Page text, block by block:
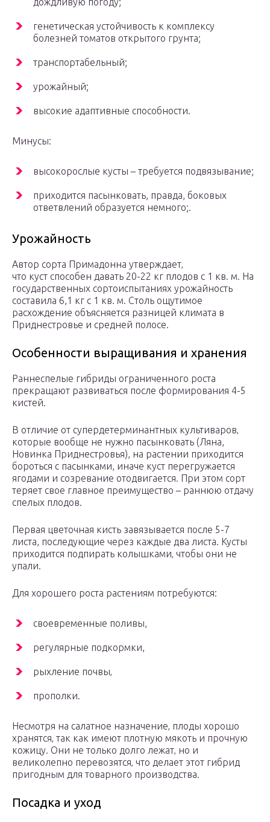
генетическая устойчивость к комплексу
болезней томатов открытого грунта;
транспортабельный;
урожайный;
высокие адаптивные способности.
Минусы:
высокорослые кусты – требуется подвязывание;
приходится пасынковать, правда, боковых
ответвлений образуется немного;.
Урожайность
Автор сорта Примадонна утверждает‚
что куст способен давать 20-22 кг плодов с 1 кв. м. На
государственных сортоиспытаниях урожайность
составила 6,1 кг с 1 кв. м. Столь ощутимое
расхождение объясняется разницей климата в
Приднестровье и средней полосе.
Особенности выращивания и хранения
Раннеспелые гибриды ограниченного роста
прекращают развиваться после формирования 4-5
кистей.
В отличие от супердетерминантных культиваров‚
которые вообще не нужно пасынковать (Ляна,
Новинка Приднестровья), на растении приходится
бороться с пасынками, иначе куст перегружается
ягодами и созревание отодвигается. При этом сорт
теряет свое главное преимущество – раннюю отдачу
спелых плодов.
Первая цветочная кисть завязывается после 5-7
листа, последующие через каждые два листа. Кусты
приходится подпирать колышками‚ чтобы они не
упали.
Для хорошего роста растениям потребуются:
своевременные поливы,
регулярные подкормки,
рыхление почвы‚
прополки.
Несмотря на салатное назначение‚ плоды хорошо
хранятся‚ так как имеют плотную мякоть и прочную
кожицу. Они не только долго лежат‚ но и
великолепно перевозятся‚ что делает этот гибрид
пригодным для товарного производства.
Посадка и уход